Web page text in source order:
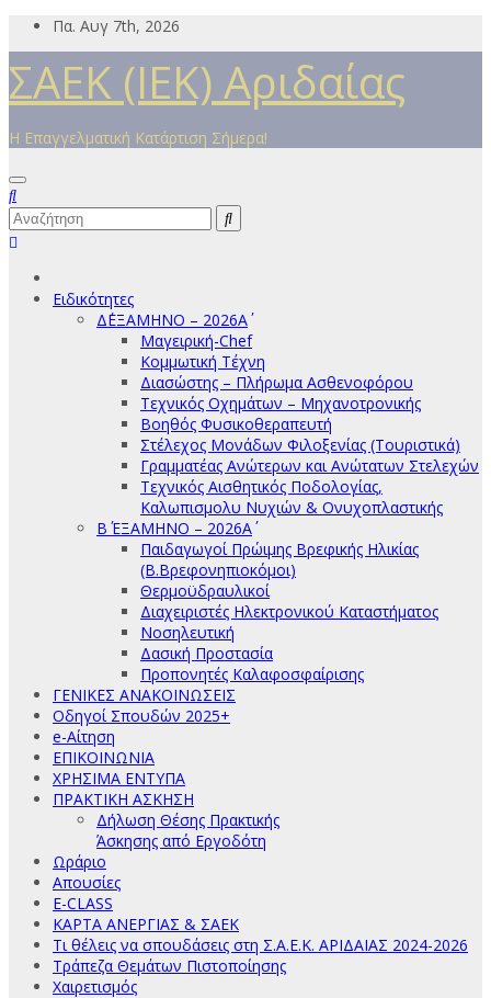
Μετάβαση
περιεχόμενο
Πα. Αυγ 7th, 2026
ΣΑΕΚ (ΙΕΚ) Αριδαίας
Η Επαγγελματική Κατάρτιση Σήμερα!
Ειδικότητες
Δ΄ΕΞΑΜΗΝΟ – 2026Α΄
Μαγειρική-Chef
Κομμωτική Τέχνη
Διασώστης – Πλήρωμα Ασθενοφόρου
Τεχνικός Οχημάτων – Μηχανοτρονικής
Βοηθός Φυσικοθεραπευτή
Στέλεχος Μονάδων Φιλοξενίας (Τουριστικά)
Γραμματέας Ανώτερων και Ανώτατων Στελεχών
Τεχνικός Αισθητικός Ποδολογίας,
Καλωπισμολυ Νυχιών & Ονυχοπλαστικής
Β΄ ΕΞΑΜΗΝΟ – 2026Α΄
Παιδαγωγοί Πρώιμης Βρεφικής Ηλικίας
(Β.Βρεφονηπιοκόμοι)
Θερμοϋδραυλικοί
Διαχειριστές Ηλεκτρονικού Καταστήματος
Νοσηλευτική
Δασική Προστασία
Προπονητές Καλαφοσφαίρισης
ΓΕΝΙΚΕΣ ΑΝΑΚΟΙΝΩΣΕΙΣ
Οδηγοί Σπουδών 2025+
e-Αίτηση
ΕΠΙΚΟΙΝΩΝΙΑ
ΧΡΗΣΙΜΑ ΕΝΤΥΠΑ
ΠΡΑΚΤΙΚΗ ΑΣΚΗΣΗ
Δήλωση Θέσης Πρακτικής
Άσκησης από Εργοδότη
Ωράριο
Απουσίες
E-CLASS
ΚΑΡΤΑ ΑΝΕΡΓΙΑΣ & ΣΑΕΚ
Τι θέλεις να σπουδάσεις στη Σ.Α.Ε.Κ. ΑΡΙΔΑΙΑΣ 2024-2026
Τράπεζα Θεμάτων Πιστοποίησης
Χαιρετισμός